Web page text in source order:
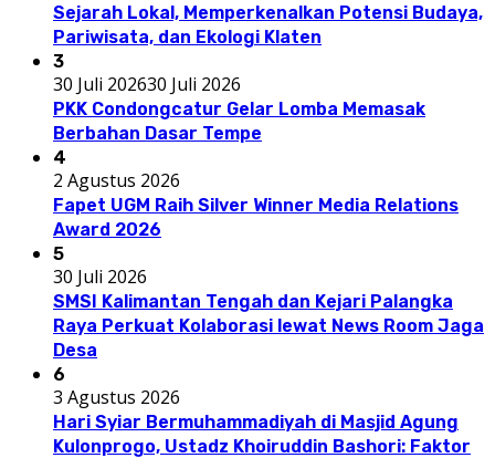
Sejarah Lokal, Memperkenalkan Potensi Budaya,
Pariwisata, dan Ekologi Klaten
3
30 Juli 202630 Juli 2026
PKK Condongcatur Gelar Lomba Memasak
Berbahan Dasar Tempe
4
2 Agustus 2026
Fapet UGM Raih Silver Winner Media Relations
Award 2026
5
30 Juli 2026
SMSI Kalimantan Tengah dan Kejari Palangka
Raya Perkuat Kolaborasi lewat News Room Jaga
Desa
6
3 Agustus 2026
Hari Syiar Bermuhammadiyah di Masjid Agung
Kulonprogo, Ustadz Khoiruddin Bashori: Faktor